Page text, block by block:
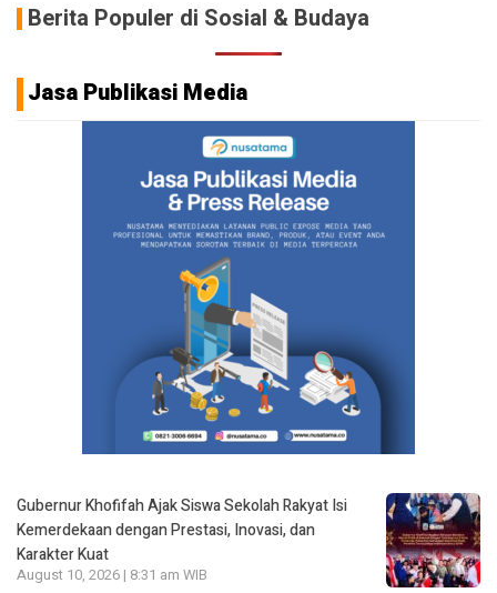
Berita Populer di Sosial & Budaya
Jasa Publikasi Media
Gubernur Khofifah Ajak Siswa Sekolah Rakyat Isi
Kemerdekaan dengan Prestasi, Inovasi, dan
Karakter Kuat
August 10, 2026 | 8:31 am WIB